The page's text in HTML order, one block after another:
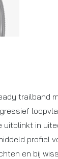
trailband
uitblinkt in
profiel
en bij